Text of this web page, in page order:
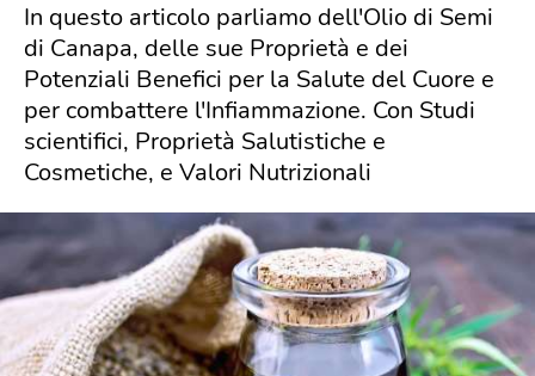
In questo articolo parliamo dell'Olio di Semi
di Canapa, delle sue Proprietà e dei
Potenziali Benefici per la Salute del Cuore e
per combattere l'Infiammazione. Con Studi
scientifici, Proprietà Salutistiche e
Cosmetiche, e Valori Nutrizionali